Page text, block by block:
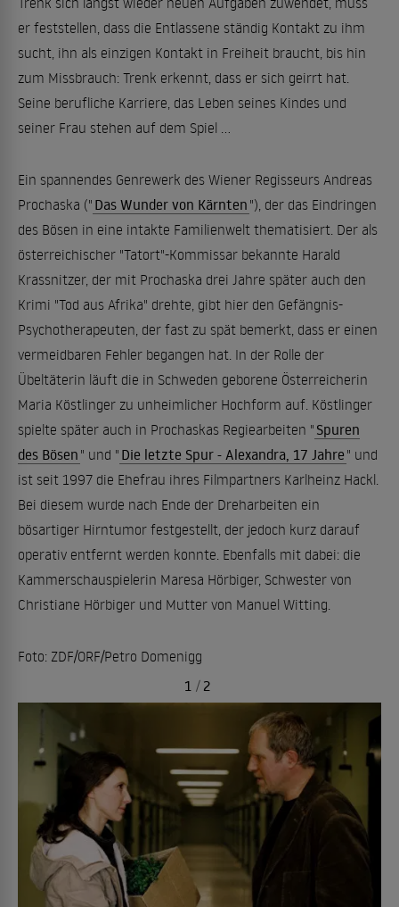
er feststellen, dass die Entlassene ständig Kontakt zu ihm
sucht, ihn als einzigen Kontakt in Freiheit braucht, bis hin
zum Missbrauch: Trenk erkennt, dass er sich geirrt hat.
Seine berufliche Karriere, das Leben seines Kindes und
seiner Frau stehen auf dem Spiel ...
Ein spannendes Genrewerk des Wiener Regisseurs Andreas
Prochaska (" Das Wunder von Kärnten "), der das Eindringen
des Bösen in eine intakte Familienwelt thematisiert. Der als
österreichischer "Tatort"-Kommissar bekannte Harald
Krassnitzer, der mit Prochaska drei Jahre später auch den
Krimi "Tod aus Afrika" drehte, gibt hier den Gefängnis-
Psychotherapeuten, der fast zu spät bemerkt, dass er einen
vermeidbaren Fehler begangen hat. In der Rolle der
Übeltäterin läuft die in Schweden geborene Österreicherin
Maria Köstlinger zu unheimlicher Hochform auf. Köstlinger
spielte später auch in Prochaskas Regiearbeiten " Spuren
des Bösen " und " Die letzte Spur - Alexandra, 17 Jahre " und
ist seit 1997 die Ehefrau ihres Filmpartners Karlheinz Hackl.
Bei diesem wurde nach Ende der Dreharbeiten ein
bösartiger Hirntumor festgestellt, der jedoch kurz darauf
operativ entfernt werden konnte. Ebenfalls mit dabei: die
Kammerschauspielerin Maresa Hörbiger, Schwester von
Christiane Hörbiger und Mutter von Manuel Witting.
Foto: ZDF/ORF/Petro Domenigg
1 / 2